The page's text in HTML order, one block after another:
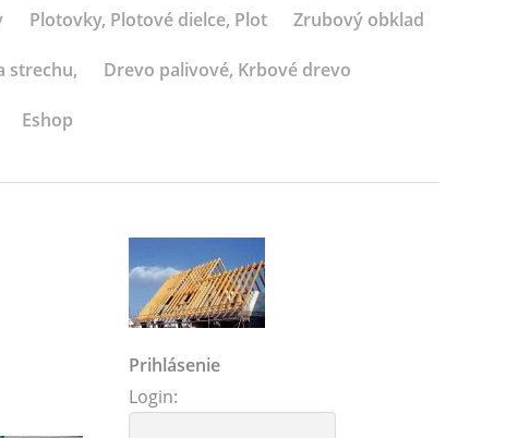
Plotovky, Plotové dielce, Plot Zrubový obklad
strechu, Drevo palivové, Krbové drevo
Eshop
Prihlásenie
Login: